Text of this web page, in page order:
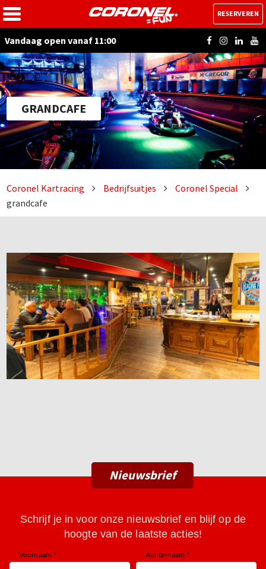
Vandaag open vanaf 11:00
RESERVEREN
GRANDCAFE
Coronel Kartracing Bedrijfsuitjes
Coronel Special
grandcafe
Nieuwsbrief